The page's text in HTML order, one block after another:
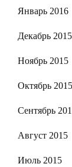
Январь 2016
Декабрь 2015
Ноябрь 2015
Октябрь 2015
Сентябрь
Август 2015
Июль 2015